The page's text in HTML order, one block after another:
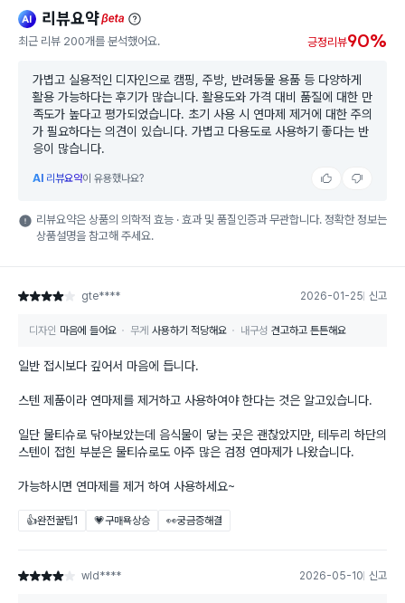
ai 리뷰요약beta
최근 리뷰 200개를 분석했어요. 긍정리뷰90%
가볍고 실용적인 디자인으로 캠핑, 주방, 반려동물 용품 등 다양하게
활용 가능하다는 후기가 많습니다. 활용도와 가격 대비 품질에 대한 만
족도가 높다고 평가되었습니다. 초기 사용 시 연마제 제거에 대한 주의
가 필요하다는 의견이 있습니다. 가볍고 다용도로 사용하기 좋다는 반
응이 많습니다.
AI 리뷰요약이 유용했나요?
리뷰요약은 상품의 의학적 효능 · 효과 및 품질인증과 무관합니다. 정확한 정보는
상품설명을 참고해 주세요.
별점 4점 gte**** 2026-01-25 신고
디자인 마음에 들어요 무게 사용하기 적당해요 내구성 견고하고 튼튼해요
일반 접시보다 깊어서 마음에 듭니다.
스텐 제품이라 연마제를 제거하고 사용하여야 한다는 것은 알고있습니다.
일단 물티슈로 닦아보았는데 음식물이 닿는 곳은 괜찮았지만, 테두리 하단의
스텐이 접힌 부분은 물티슈로도 아주 많은 검정 연마제가 나왔습니다.
가능하시면 연마제를 제거 하여 사용하세요~
👍완전꿀팁1 💗구매욕상승 👀궁금증해결
별점 4점 wld**** 2026-05-10 신고